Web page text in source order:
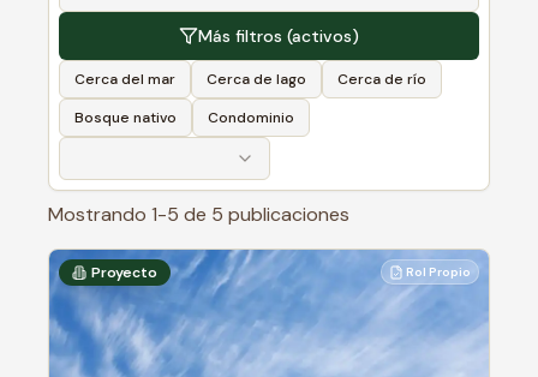
Más filtros (activos)
Cerca del mar Cerca de lago
Cerca de río
Bosque nativo
Condominio
Mostrando 1-5 de 5 publicaciones
Proyecto Rol Propio